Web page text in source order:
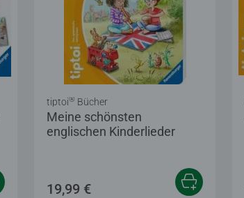
Meine schönsten
englischen Kinderlieder
tiptoi® Bücher
19,99 €